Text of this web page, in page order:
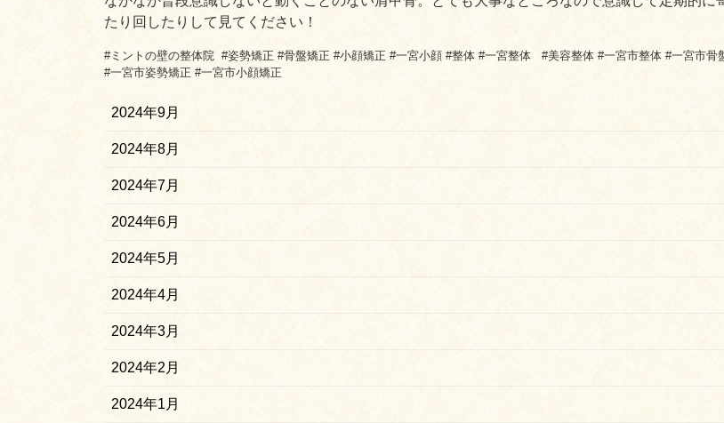
たり回したりして見てください！
#ミントの壁の整体院 #姿勢矯正 #骨盤矯正 #小顔矯正 #一宮小顔 #整体 #一宮整体 #美容整体 #一宮市整体 #一宮市骨
#一宮市姿勢矯正 #一宮市小顔矯正
2024年9月
2024年8月
2024年7月
2024年6月
2024年5月
2024年4月
2024年3月
2024年2月
2024年1月